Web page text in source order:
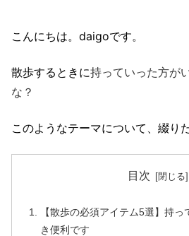
こんにちは。daigoです。
散歩するときに持っていった方が
な？
このようなテーマについて、綴り
目次
【散歩の必須アイテム5選】持
き便利です